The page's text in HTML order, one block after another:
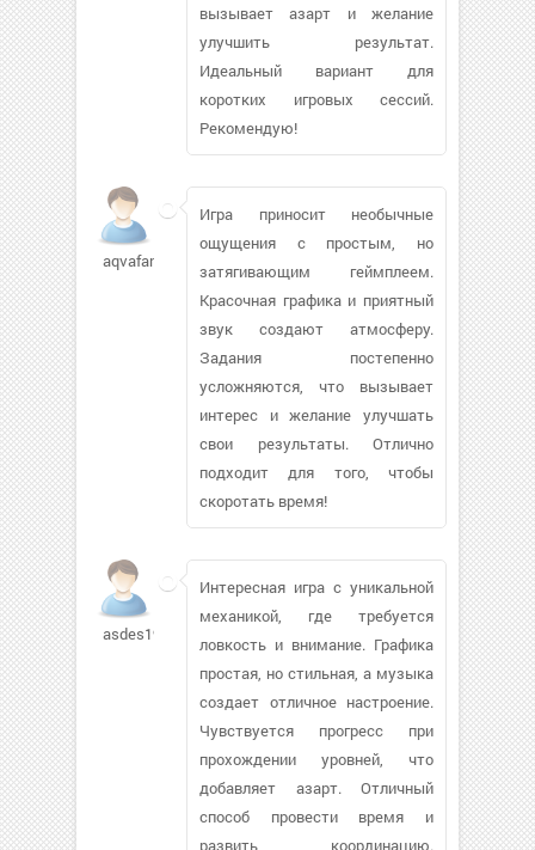
вызывает азарт и желание
улучшить результат.
Идеальный вариант для
коротких игровых сессий.
Рекомендую!
aqvafanas
Игра приносит необычные
ощущения с простым, но
затягивающим геймплеем.
Красочная графика и приятный
звук создают атмосферу.
Задания постепенно
усложняются, что вызывает
интерес и желание улучшать
свои результаты. Отлично
подходит для того, чтобы
скоротать время!
asdes1990
Интересная игра с уникальной
механикой, где требуется
ловкость и внимание. Графика
простая, но стильная, а музыка
создает отличное настроение.
Чувствуется прогресс при
прохождении уровней, что
добавляет азарт. Отличный
способ провести время и
развить координацию.